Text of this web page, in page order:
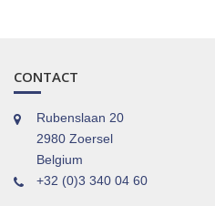
CONTACT
Rubenslaan 20
2980 Zoersel
Belgium
+32 (0)3 340 04 60